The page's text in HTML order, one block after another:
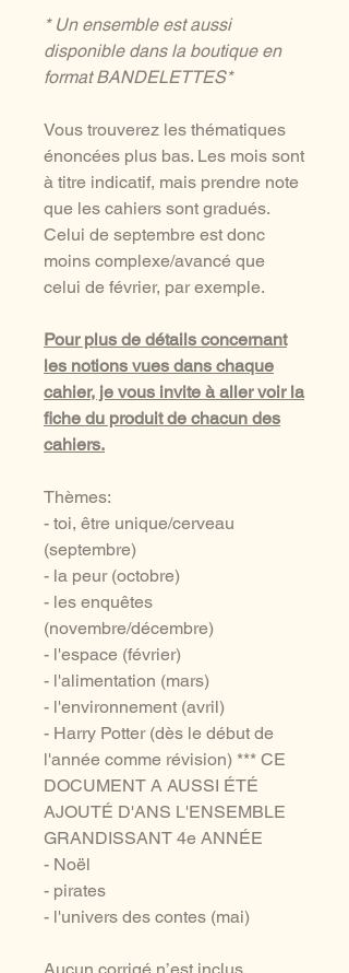
* Un ensemble est aussi
disponible dans la boutique en
format BANDELETTES*
Vous trouverez les thématiques
énoncées plus bas. Les mois sont
à titre indicatif, mais prendre note
que les cahiers sont gradués.
Celui de septembre est donc
moins complexe/avancé que
celui de février, par exemple.
Pour plus de détails concernant
les notions vues dans chaque
cahier, je vous invite à aller voir la
fiche du produit de chacun des
cahiers.
Thèmes:
- toi, être unique/cerveau
(septembre)
- la peur (octobre)
- les enquêtes
(novembre/décembre)
- l'espace (février)
- l'alimentation (mars)
- l'environnement (avril)
- Harry Potter (dès le début de
l'année comme révision) *** CE
DOCUMENT A AUSSI ÉTÉ
AJOUTÉ D'ANS L'ENSEMBLE
GRANDISSANT 4e ANNÉE
- Noël
- pirates
- l'univers des contes (mai)